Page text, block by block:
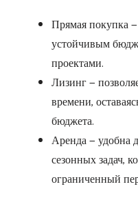
Прямая покупка
устойчивым
проектами.
Лизинг —
времени,
бюджета.
Аренда — удобна
сезонных задач,
ограниченный